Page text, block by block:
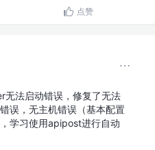
点赞
法启动错误，修复了无法
误，无主机错误（基本配置
学习使用apipost进行自动